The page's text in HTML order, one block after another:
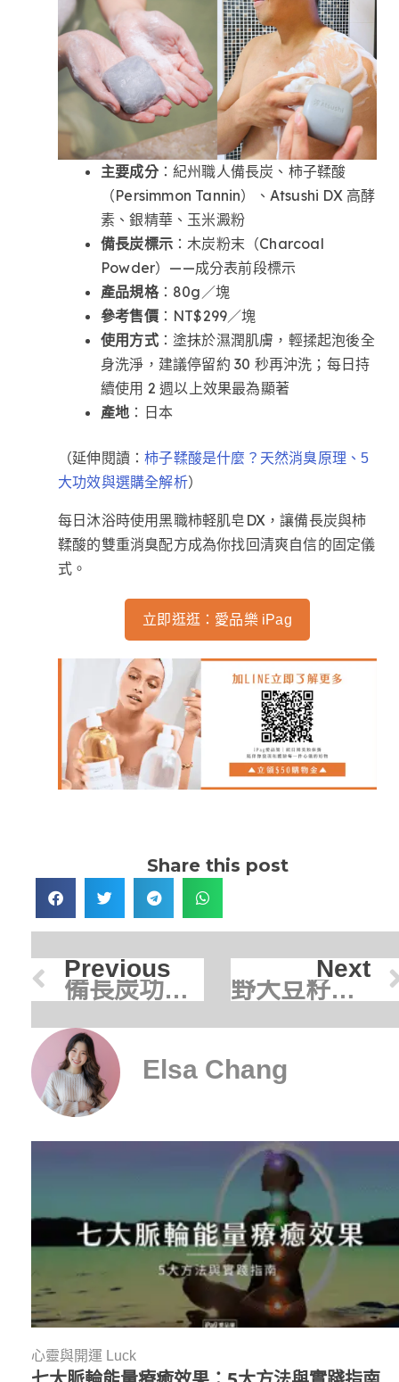
主要成分：紀州職人備長炭、柿子鞣酸
（Persimmon Tannin）、Atsushi DX 高酵
素、銀精華、玉米澱粉
備長炭標示 ：木炭粉末（Charcoal
Powder）——成分表前段標示
產品規格：80g／塊
參考售價：NT$299／塊
使用方式：塗抹於濕潤肌膚，輕揉起泡後全
身洗淨，建議停留約 30 秒再沖洗；每日持
續使用 2 週以上效果最為顯著
產地 ：日本
（延伸閱讀：柿子鞣酸是什麼？天然消臭原理、5
大功效與選購全解析）
每日沐浴時使用黑職柿軽肌皂DX，讓備長炭與柿
鞣酸的雙重消臭配方成為你找回清爽自信的固定儀
式。
立即逛逛：愛品樂 iPag
Share this post
Previous
備長炭功效有哪些？吸附原理、適合族群與挑選重點一次看懂
Next
野大豆籽精華功效有哪些？抗老原理、適合族群與挑選重點一次看懂
Elsa Chang
心靈與開運 Luck